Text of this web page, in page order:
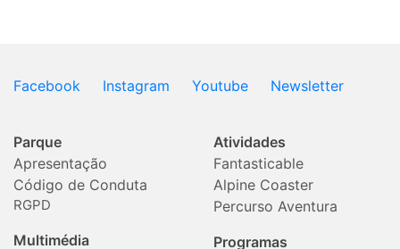
Facebook Instagram Youtube Newsletter
Parque
Apresentação
Código de Conduta
RGPD
Multimédia
Atividades
Fantasticable
Alpine Coaster
Percurso Aventura
Programas